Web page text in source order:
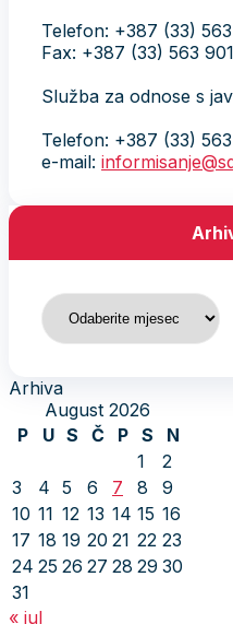
Telefon: +387 (33)
Fax: +387 (33) 563 901
Služba za odnose s
Telefon: +387 (33)
e-mail:
Arhiva
Arhiva
August 2026
P
U S Č P S
N
1
2
3
4 5 6 7 8
9
10 11 12 13 14 15 16
17 18 19 20 21 22 23
24 25 26 27 28 29 30
31
« jul